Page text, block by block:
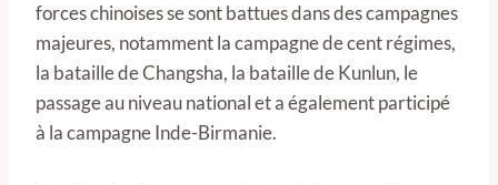
forces chinoises se sont battues dans des campagnes
majeures, notamment la campagne de cent régimes,
la bataille de Changsha, la bataille de Kunlun, le
passage au niveau national et a également participé
à la campagne Inde-Birmanie.